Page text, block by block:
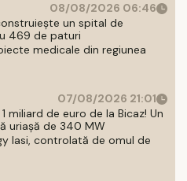
08/08/2026 06:46
un spital de
469 de paturi
medicale din regiunea
07/08/2026 21:01
miliard de euro de la Bicaz! Un
uriașă de 340 MW
Iasi, controlată de omul de